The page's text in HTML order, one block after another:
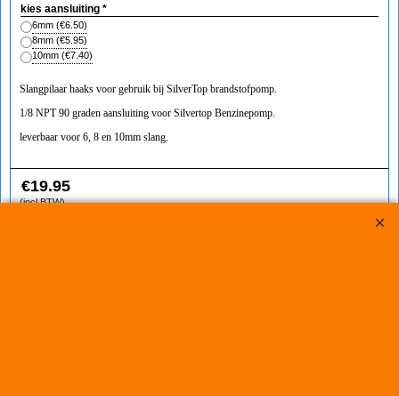
kies aansluiting *
6mm (€6.50)
8mm (€5.95)
10mm (€7.40)
Slangpilaar haaks voor gebruik bij SilverTop brandstofpomp.
1/8 NPT 90 graden aansluiting voor Silvertop Benzinepomp.
leverbaar voor 6, 8 en 10mm slang.
€19.95
(incl BTW)